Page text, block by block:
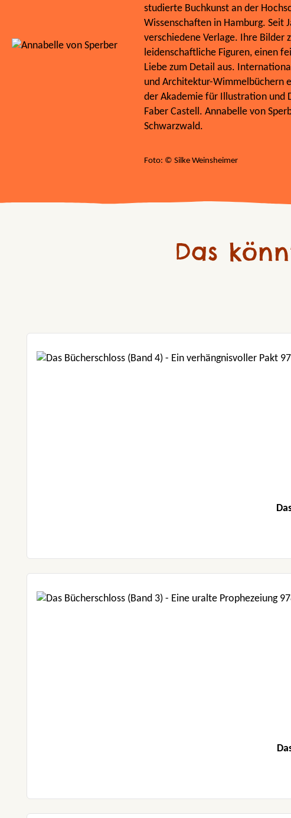
studierte Buchkunst an der
Wissenschaften in Hamburg. Seit
verschiedene Verlage. Ihre Bilder
leidenschaftliche Figuren, einen
Liebe zum Detail aus.
und Architektur-Wimmelbüchern
der Akademie für Illustration und
Faber Castell. Annabelle von
Schwarzwald.
Foto: © Silke Weinsheimer
Das